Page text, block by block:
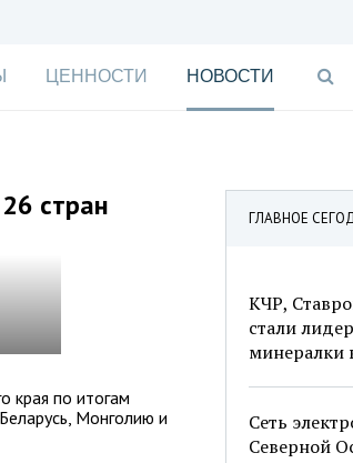
ЦЕННОСТИ НОВОСТИ
ГЛАВНОЕ
КЧР,
стали
минералки
Сеть
Северной
стран
края по итогам
Монголию и